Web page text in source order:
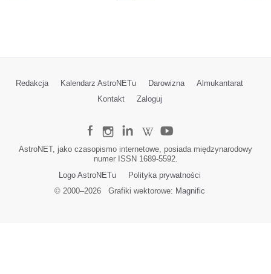
Redakcja Kalendarz AstroNETu Darowizna
Almukantarat
Kontakt
Zaloguj
AstroNET, jako czasopismo internetowe, posiada międzynarodowy
numer ISSN 1689-5592.
Logo AstroNETu
Polityka prywatności
© 2000–2026Grafiki wektorowe: Magnific